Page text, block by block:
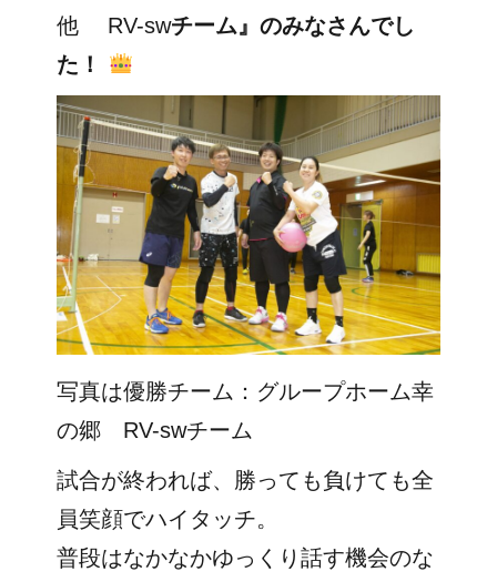
他 RV-swチーム』のみなさんでし
た！
写真は優勝チーム：グループホーム幸
の郷 RV-swチーム
試合が終われば、勝っても負けても全
員笑顔でハイタッチ。
普段はなかなかゆっくり話す機会のな